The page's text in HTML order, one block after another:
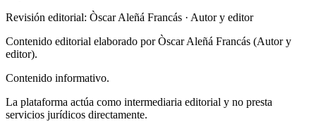
Revisión editorial: Òscar Aleñá Francás · Autor y editor
Contenido editorial elaborado por Òscar Aleñá Francás (Autor y
editor).
Contenido informativo.
La plataforma actúa como intermediaria editorial y no presta
servicios jurídicos directamente.